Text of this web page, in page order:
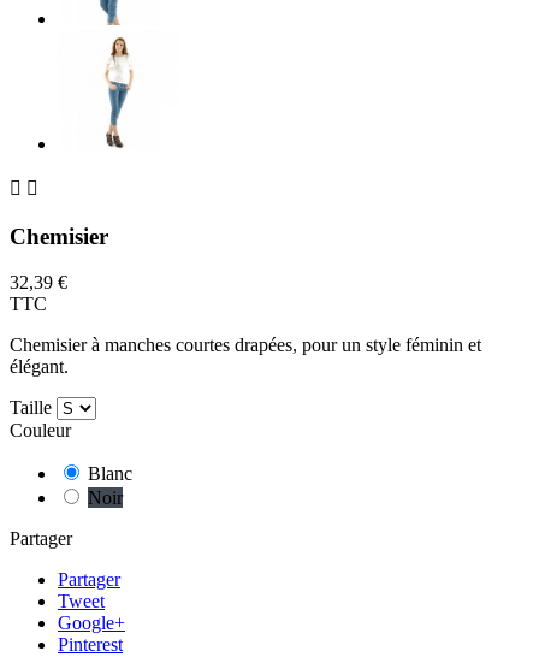
 
Chemisier
32,39 €
TTC
Chemisier à manches courtes drapées, pour un style féminin et
élégant.
Taille
Couleur
Blanc
Noir
Partager
Partager
Tweet
Google+
Pinterest